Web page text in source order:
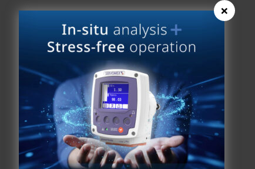
Spectris Ethics
快速链接
分析仪查找器
新闻
联系Servomex
Spectris
Hummingbird
关于我们
全球承诺
专利权
健康和安全
×